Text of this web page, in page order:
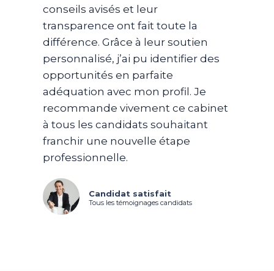
conseils avisés et leur
transparence ont fait toute la
différence. Grâce à leur soutien
personnalisé, j’ai pu identifier des
opportunités en parfaite
adéquation avec mon profil. Je
recommande vivement ce cabinet
à tous les candidats souhaitant
franchir une nouvelle étape
professionnelle.
Candidat satisfait
Tous les témoignages candidats